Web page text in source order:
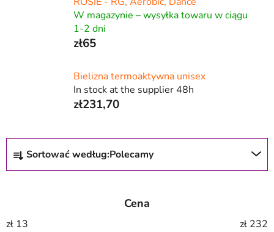
W magazynie – wysyłka towaru w ciągu
1-2 dni
zł65
Bielizna termoaktywna unisex
In stock at the supplier 48h
zł231,70
S
o
r
w
Sortować według:Polecamy
Cena
zł 13 zł 232